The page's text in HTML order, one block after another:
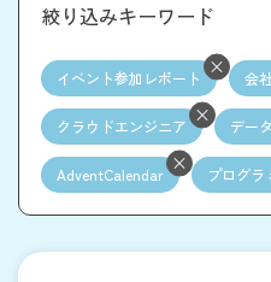
絞り込みキーワード
イベント参加レポート 会
クラウドエンジニア デー
AdventCalendar プログラ